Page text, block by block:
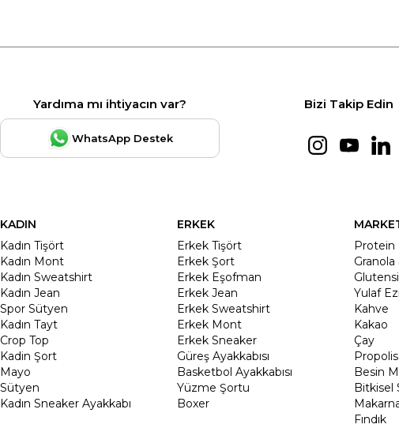
Yardıma mı ihtiyacın var?
WhatsApp Destek
Bizi Takip Edin
KADIN
Kadın Tişört
Kadın Mont
Kadın Sweatshirt
Kadın Jean
Spor Sütyen
Kadın Tayt
Crop Top
Kadin Şort
Mayo
Sütyen
Kadın Sneaker Ayakkabı
ERKEK
Erkek Tişört
Erkek Şort
Erkek Eşofman
Erkek Jean
Erkek Sweatshirt
Erkek Mont
Erkek Sneaker
Güreş Ayakkabısı
Basketbol Ayakkabısı
Yüzme Şortu
Boxer
Protein
Granola
Yulaf
Kahve
Kakao
Çay
Besin
Bitkisel
Fındık